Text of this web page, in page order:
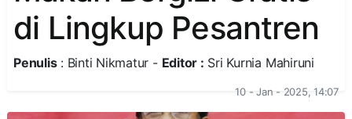
di Lingkup Pesantren
Penulis: Binti Nikmatur - Editor : Sri Kurnia Mahiruni
10 - Jan - 2025, 14:07